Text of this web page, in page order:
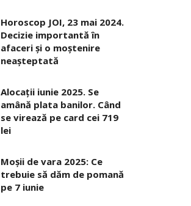
Horoscop JOI, 23 mai 2024.
Decizie importantă în
afaceri şi o moştenire
neaşteptată
Alocaţii iunie 2025. Se
amână plata banilor. Când
se virează pe card cei 719
lei
Moșii de vara 2025: Ce
trebuie să dăm de pomană
pe 7 iunie